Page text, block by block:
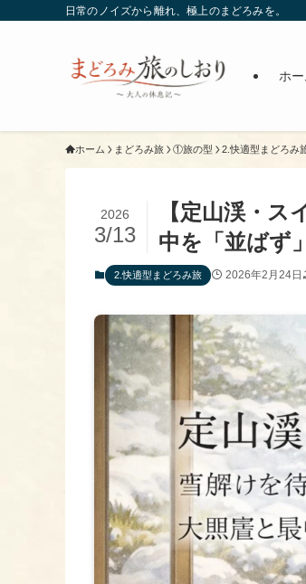
日常のノイズから離れ、極上のまどろみを。
ホ
ホーム まどろみ旅 ①旅の型 2.快適型まどろみ
【定山渓・
中を「並ばず
2026
3/13
2.快適型まどろみ旅 2026年2月24日